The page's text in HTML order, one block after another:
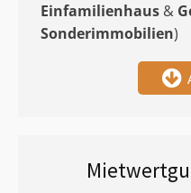
Einfamilienhaus &
Sonderimmobilien)